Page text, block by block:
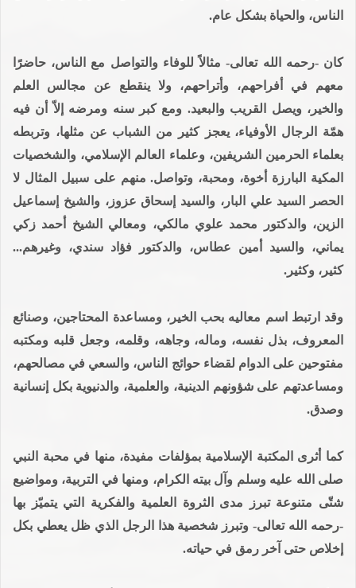
الناس، والحياة بشكل عام.
كان -رحمه الله تعالى- مثالاً للوفاء والتواصل مع الناس، حاضرًا
معهم في أفراحهم، وأتراحهم، ولا ينقطع عن مجالس العلم
والخير، ويصل القريب والبعيد. ومع كبر سنه ومرضه إلاّ أن فيه
همّة الرجال الأوفياء، يعجز كثير من الشباب عن مثلها، وتربطه
بعلماء الحرمين الشريفين، وعلماء العالم الإسلامي، والشخصيات
المكية البارزة أخوة، ومحبة، وتواصل. منهم على سبيل المثال لا
الحصر السيد علي البار، والسيد إسحاق عزوز، والشيخ إسماعيل
الزين، والدكتور محمد علوي مالكي، ومعالي الشيخ أحمد زكي
يماني، والسيد أمين عطاس، والدكتور فؤاد سندي، وغيرهم...
كثير، وكثير.
وقد ارتبط اسم معاليه بحب الخير، ومساعدة المحتاجين، وصنائع
المعروف، بذل نفسه، وماله، وجاهه، وقلمه، وجعل قلبه ومكتبه
مفتوحين على الدوام لقضاء حوائج الناس، والسعي في مصالحهم،
ومساعدتهم على شؤونهم الدينية، والعلمية، والدنيوية بكل إنسانية
وصدق.
كما أثرى المكتبة الإسلامية بمؤلفات مفيدة، منها في محبة النبي
صلى الله عليه وسلم وآل بيته الكرام، ومنها في التربية، ومواضيع
شتّى متنوعة تبرز مدى الثروة العلمية والفكرية التي يتميّز بها
-رحمه الله تعالى- وتبرز شخصية هذا الرجل الذي ظل يعطي بكل
إخلاص حتى آخر رمق في حياته.